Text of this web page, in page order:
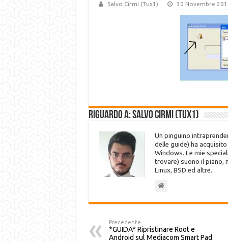
Salvo Cirmi (Tux1) 30 Novembre
Riguardo a: Salvo Cirmi (Tux1)
Un pinguino
delle guide) ha
Windows. Le mie
trovare) suono il piano,
Linux, BSD ed altre.
Precedente
*GUIDA* Ripristinare Root e
Android sul Mediacom Smart Pad